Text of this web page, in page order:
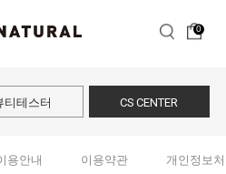
0
티테스터 CS CENTER
용안내 이용약관 개인정보